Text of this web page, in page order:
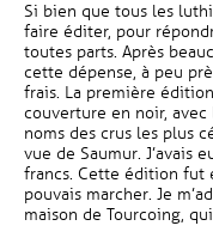
Si bien que tous les
faire éditer, pour
toutes parts. Après
cette dépense, à peu
frais. La première
couverture en noir,
noms des crus les plus
vue de Saumur. J’avais
francs. Cette édition fut
pouvais marcher. Je
maison de Tourcoing,